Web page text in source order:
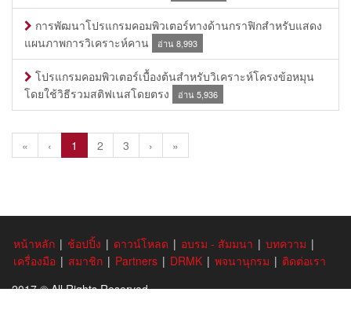
การพัฒนาโปรแกรมคอมพิวเตอร์ทางด้านกราฟิกสำหรับแสดง
แผนภาพการวิเคราะห์คาน
อ่าน 8,993
โปรแกรมคอมพิวเตอร์เบื้องต้นสำหรับวิเคราะห์โครงข้อหมุน
โดยใช้วิธีรวมสติฟเนสโดยตรง
อ่าน 5,936
« ‹ 1 2 3 › »
หน้าหลัก | ช้อปปิ้ง | ดาวน์โหลด | อบรม - สัมมนา | บทความ |
เครื่องมือ | สมาชิก | Partners | DRMK | พจนานุกรม | ติดต่อเรา
2017 © All Rights Reserved.